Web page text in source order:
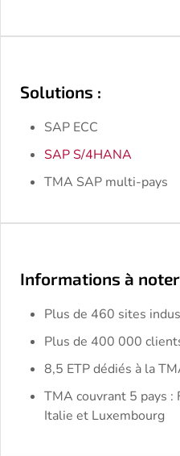
Solutions :
SAP ECC
SAP S/4HANA
TMA SAP multi-pays
Informations à
Plus de 460 sites
Plus de 400 000
8,5 ETP dédiés à la
TMA couvrant 5 pays :
Italie et Luxembourg